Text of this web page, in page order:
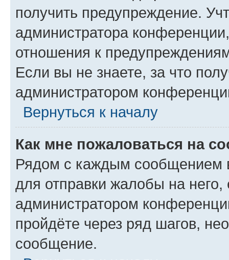
получить предупреждение.
администратора
отношения к
Если вы не знаете, за что
администратором
Вернуться к началу
Как мне пожаловаться на
Рядом с каждым сообщением
для отправки жалобы на
администратором
пройдёте через ряд шагов,
сообщение.